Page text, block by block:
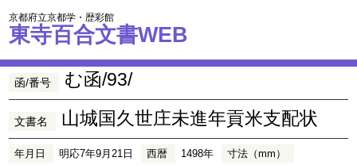
京都府立京都学・歴彩館
東寺百合文書WEB
函/番号 む函/93/
文書名 山城国久世庄未進年貢米支配状
年月日 明応7年9月21日 西暦 1498年
寸法（mm）